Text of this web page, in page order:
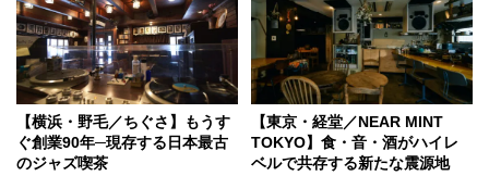
【横浜・野毛／ちぐさ】もうす
ぐ創業90年─現存する日本最古
のジャズ喫茶
【東京・経堂／NEAR MINT
TOKYO】食・音・酒がハイレ
ベルで共存する新たな震源地